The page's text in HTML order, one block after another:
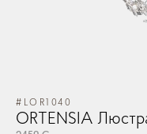
#LOR1040
ORTENSIA